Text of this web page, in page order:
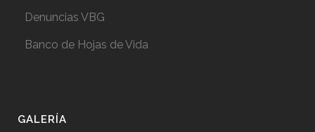
Denuncias VBG
Banco de Hojas de Vida
GALERÍA